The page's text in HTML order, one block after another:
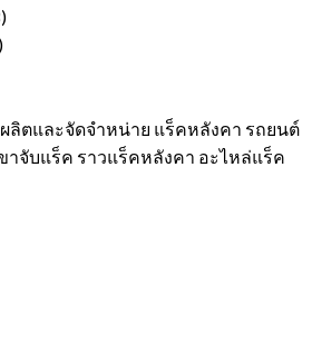
ลิตและจัดจำหน่าย แร็คหลังคา รถยนต์
จับแร็ค ราวแร็คหลังคา อะไหล่แร็ค